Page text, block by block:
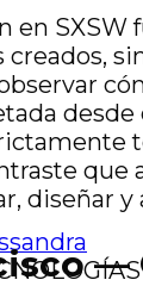
en SXSW
creados,
desde
que
diseñar y
—